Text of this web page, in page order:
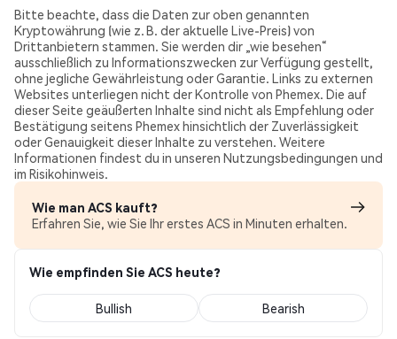
Bitte beachte, dass die Daten zur oben genannten
Kryptowährung (wie z. B. der aktuelle Live-Preis) von
Drittanbietern stammen. Sie werden dir „wie besehen“
ausschließlich zu Informationszwecken zur Verfügung gestellt,
ohne jegliche Gewährleistung oder Garantie. Links zu externen
Websites unterliegen nicht der Kontrolle von Phemex. Die auf
dieser Seite geäußerten Inhalte sind nicht als Empfehlung oder
Bestätigung seitens Phemex hinsichtlich der Zuverlässigkeit
oder Genauigkeit dieser Inhalte zu verstehen. Weitere
Informationen findest du in unseren Nutzungsbedingungen und
im Risikohinweis.
Wie man ACS kauft?
Erfahren Sie, wie Sie Ihr erstes ACS in Minuten erhalten.
Wie empfinden Sie ACS heute?
Bullish Bearish